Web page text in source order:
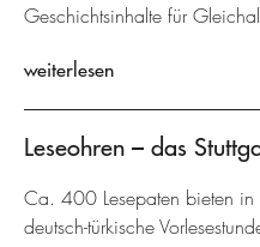
Geschichtsinhalte für
weiterlesen
Leseohren – das
Ca. 400 Lesepaten bieten in
deutsch-türkische